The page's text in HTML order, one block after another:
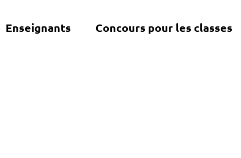
Enseignants Concours pour les classes